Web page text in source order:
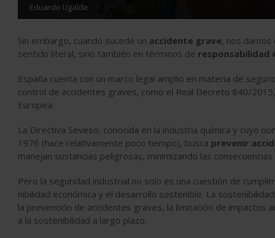
Eduardo Ugalde
Sin embargo, cuando sucede un accidente grave, nos
sentido literal, sino también en términos de responsabilidad
España cuenta con un marco legal amplio en materia de
control de accidentes graves, como el Real Decreto 840/
Europea.
La Directiva Seveso, conocida en la industria química y cuyo
1976 (hace relativamente poco tiempo), busca prevenir
manejan sustancias peligrosas, minimizando las
Pero la seguridad industrial no solo es una cuestión de
nibilidad económica y el desarrollo sostenible. La
la prevención de accidentes graves, la limitación de impactos
a la sostenibilidad a largo plazo.